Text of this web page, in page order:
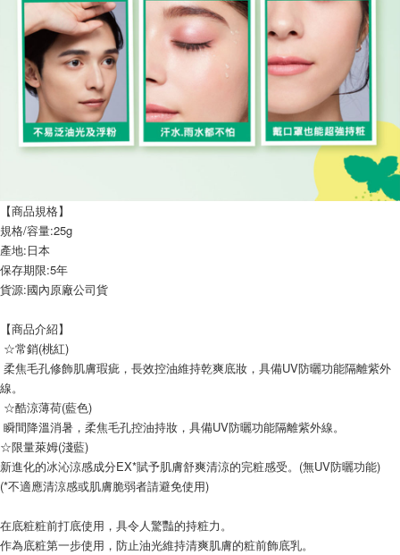
【商品規格】
規格/容量:25g
產地:日本
保存期限:5年
貨源:國內原廠公司貨
【商品介紹】
☆常銷(桃紅)
線。
☆酷涼薄荷(藍色)
瞬間降溫消暑，柔焦毛孔控油持妝，具備UV防曬功能隔離紫外線。
☆限量萊姆(淺藍)
新進化的冰沁涼感成分EX*賦予肌膚舒爽清涼的完粧感受。(無UV防曬功能)
(*不適應清涼感或肌膚脆弱者請避免使用)
在底粧粧前打底使用，具令人驚豔的持粧力。
作為底粧第一步使用，防止油光維持清爽肌膚的粧前飾底乳。